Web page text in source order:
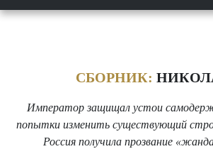
СБОРНИК:
Император защищал устои
попытки изменить существующий
Россия получила прозвание